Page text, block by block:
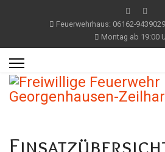
Feuerwehrhaus: 06162-9439029
Montag ab 19:00